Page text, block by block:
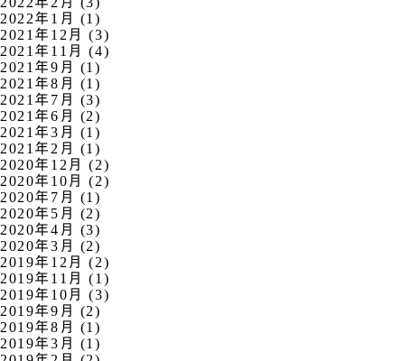
2022年1月 (1)
2021年12月 (3)
2021年11月 (4)
2021年9月 (1)
2021年8月 (1)
2021年7月 (3)
2021年6月 (2)
2021年3月 (1)
2021年2月 (1)
2020年12月 (2)
2020年10月 (2)
2020年7月 (1)
2020年5月 (2)
2020年4月 (3)
2020年3月 (2)
2019年12月 (2)
2019年11月 (1)
2019年10月 (3)
2019年9月 (2)
2019年8月 (1)
2019年3月 (1)